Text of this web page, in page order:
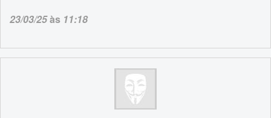
23/03/25às 11:18